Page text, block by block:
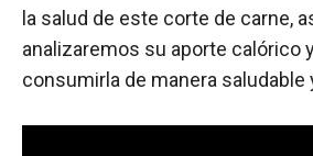
la salud de este corte de carne,
analizaremos su aporte calórico
consumirla de manera saludable